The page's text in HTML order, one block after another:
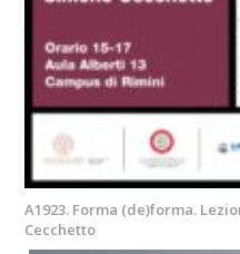
A1923. Forma (de)forma.
Cecchetto